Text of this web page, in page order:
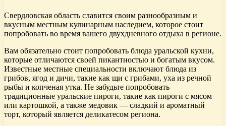
Свердловская область славится своим разнообразным и
вкусным местным кулинарным наследием, которое стоит
попробовать во время вашего двухдневного отдыха в регионе.
Вам обязательно стоит попробовать блюда уральской кухни,
которые отличаются своей пикантностью и богатым вкусом.
Известные местные специальности включают блюда из
грибов, ягод и дичи, такие как щи с грибами, уха из речной
рыбы и копченая утка. Не забудьте попробовать
традиционные уральские пироги, такие как пироги с мясом
или картошкой, а также медовик — сладкий и ароматный
торт, который является деликатесом региона.